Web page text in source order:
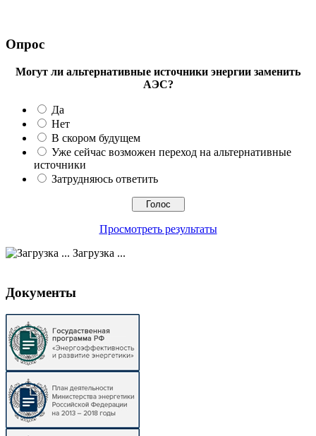
Опрос
Могут ли альтернативные источники энергии заменить
АЭС?
Да
Нет
В скором будущем
Уже сейчас возможен переход на альтернативные
источники
Затрудняюсь ответить
Просмотреть результаты
Загрузка ...
Документы